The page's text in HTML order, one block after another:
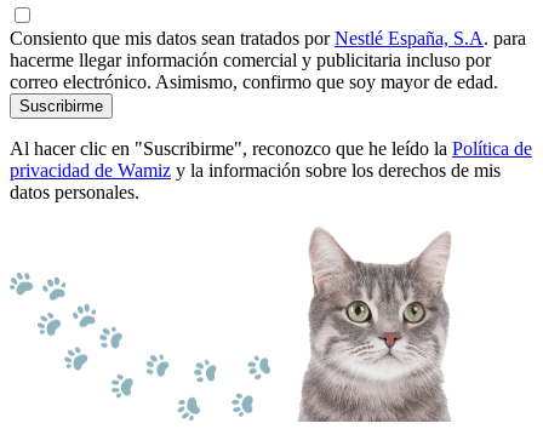
Consiento que mis datos sean tratados porNestlé España, S.A. para
hacerme llegar información comercial y publicitaria incluso por
correo electrónico. Asimismo, confirmo que soy mayor de edad.
Suscribirme
Al hacer clic en "Suscribirme", reconozco que he leído la Política de
privacidad de Wamiz y la información sobre los derechos de mis
datos personales.